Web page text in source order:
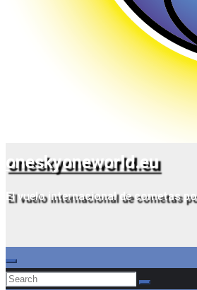
oneskyoneworld.eu
El vuelo internacional de cometas